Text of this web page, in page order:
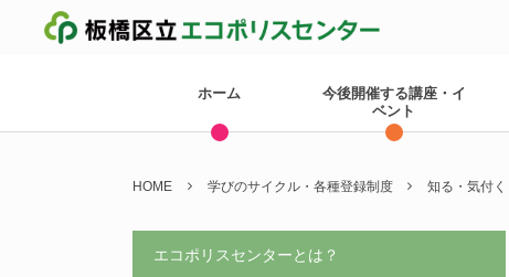
ホーム
今後開催する講座・イ
ベント
HOME 学びのサイクル・各種登録制度 知る・気付く
エコポリスセンターとは？